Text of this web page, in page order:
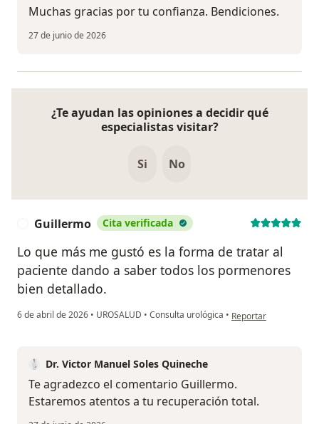
Muchas gracias por tu confianza. Bendiciones.
27 de junio de 2026
¿Te ayudan las opiniones a decidir qué
especialistas visitar?
Si No
Guillermo Cita verificada
Lo que más me gustó es la forma de tratar al
paciente dando a saber todos los pormenores
bien detallado.
6 de abril de 2026 • UROSALUD • Consulta urológica • en opinión del
Reportar
Dr. Victor Manuel Soles Quineche
Te agradezco el comentario Guillermo.
Estaremos atentos a tu recuperación total.